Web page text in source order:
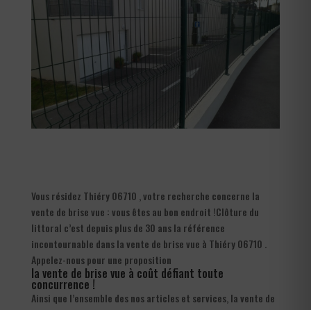
Vous résidez Thiéry 06710 , votre recherche concerne la
vente de brise vue : vous êtes au bon endroit !Clôture du
littoral c’est depuis plus de 30 ans la référence
incontournable dans la vente de brise vue à Thiéry 06710 .
Appelez-nous pour une proposition
la vente de brise vue à coût défiant toute
concurrence !
Ainsi que l’ensemble des nos articles et services, la vente de